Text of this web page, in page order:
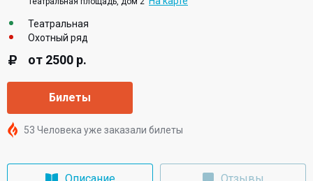
Театральная
Охотный ряд
от 2500 р.
Билеты
53 Человека уже заказали билеты